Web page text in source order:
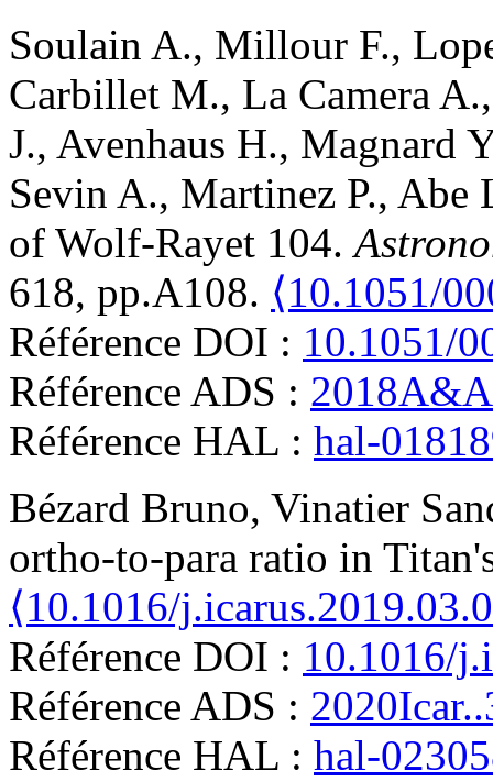
Soulain A., Millour F.,
Carbillet M., La Camera A.
J., Avenhaus H., Magnard
Sevin A., Martinez P., Abe
of Wolf-Rayet 104.
618, pp.A108. ⟨10.1051/
Référence DOI : 10.1051/
Référence ADS :
Référence HAL : hal-
Bézard Bruno, Vinatier
ortho-to-para ratio in
⟨10.1016/
Référence DOI : 10.1016/
Référence ADS :
Référence HAL : hal-